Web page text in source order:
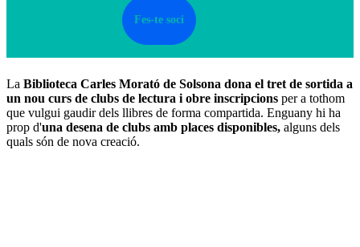
Fes-te soci
La Biblioteca Carles Morató de Solsona dona el tret de sortida a
un nou curs de clubs de lectura i obre inscripcions per a tothom
que vulgui gaudir dels llibres de forma compartida. Enguany hi ha
prop d'una desena de clubs amb places disponibles, alguns dels
quals són de nova creació.